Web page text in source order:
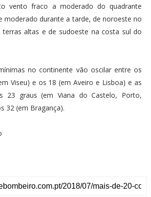
vento fraco a moderado do quadrante
moderado durante a tarde, de noroeste no
altas e de sudoeste na costa sul do
no continente vão oscilar entre os
Viseu) e os 18 (em Aveiro e Lisboa) e as
23 graus (em Viana do Castelo, Porto,
32 (em Bragança).